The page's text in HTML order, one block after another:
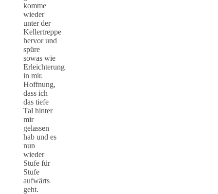
komme
wieder
unter der
Kellertreppe
hervor und
spüre
sowas wie
Erleichterung
in mir.
Hoffnung,
dass ich
das tiefe
Tal hinter
mir
gelassen
hab und es
nun
wieder
Stufe für
Stufe
aufwärts
geht.